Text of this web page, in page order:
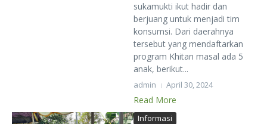
sukamukti ikut hadir dan
berjuang untuk menjadi tim
konsumsi. Dari daerahnya
tersebut yang mendaftarkan
program Khitan masal ada 5
anak, berikut...
admin April 30, 2024
Read More
Informasi